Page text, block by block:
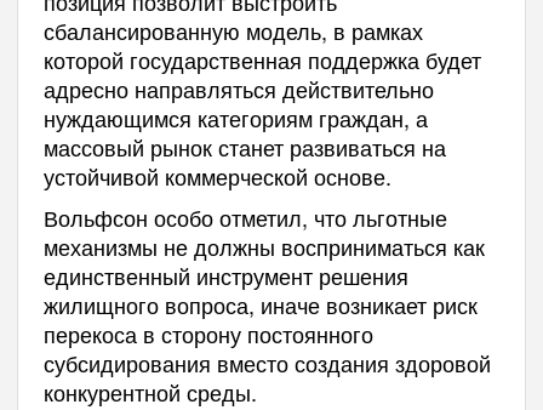
сбалансированную модель, в рамках
которой государственная поддержка будет
адресно направляться действительно
нуждающимся категориям граждан, а
массовый рынок станет развиваться на
устойчивой коммерческой основе.
Вольфсон особо отметил, что льготные
механизмы не должны восприниматься как
единственный инструмент решения
жилищного вопроса, иначе возникает риск
перекоса в сторону постоянного
субсидирования вместо создания здоровой
конкурентной среды.